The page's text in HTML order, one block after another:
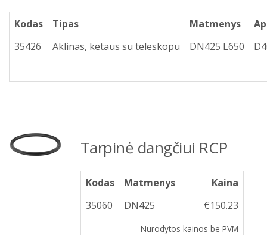
Kodas Tipas Matmenys
35426
Aklinas, ketaus su teleskopu DN425 L650
Tarpinė dangčiui RCP
Kodas Matmenys
Kaina
35060
DN425 €150.23
Nurodytos kainos be PVM